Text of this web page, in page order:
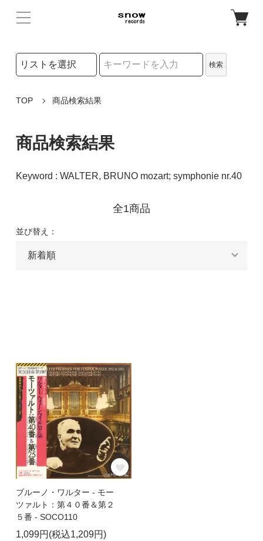
検索リストの選択
検索
TOP 商品検索結果
商品検索結果
Keyword : WALTER, BRUNO mozart; symphonie nr.40
全1商品
並び替え：
ブルーノ・ワルター - モー
ツァルト：第４０番＆第２
５番 - SOCO110
1,099円(税込1,209円)